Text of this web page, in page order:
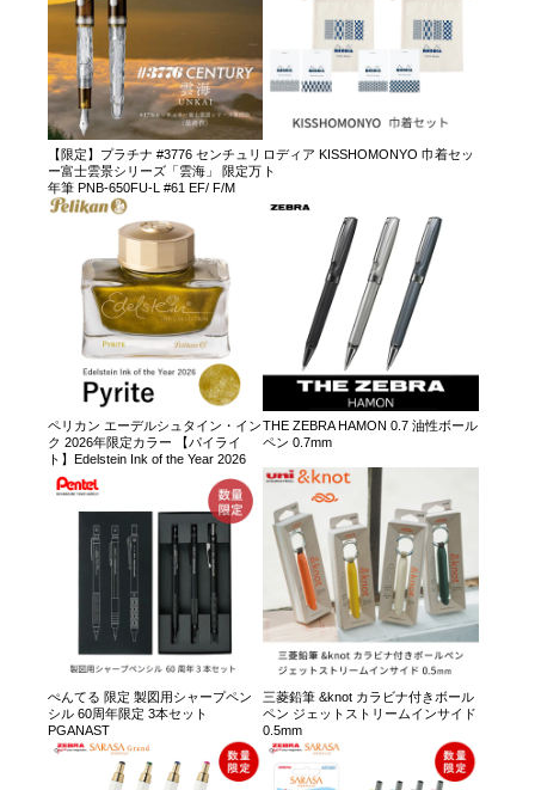
【限定】プラチナ #3776 センチュリ
ー富士雲景シリーズ「雲海」 限定万
年筆 PNB-650FU-L #61 EF/ F/M
ロディア KISSHOMONYO 巾着セッ
ト
ペリカン エーデルシュタイン・イン
ク 2026年限定カラー 【パイライ
ト】Edelstein Ink of the Year 2026
THE ZEBRA HAMON 0.7 油性ボール
ペン 0.7mm
ぺんてる 限定 製図用シャープペン
シル 60周年限定 3本セット
PGANAST
三菱鉛筆 &knot カラビナ付きボール
ペン ジェットストリームインサイド
0.5mm